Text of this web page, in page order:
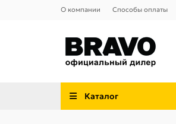
О компании Способы оплаты
Каталог